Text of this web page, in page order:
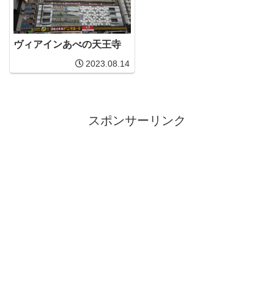
ヴィアインあべの天王寺
2023.08.14
スポンサーリンク